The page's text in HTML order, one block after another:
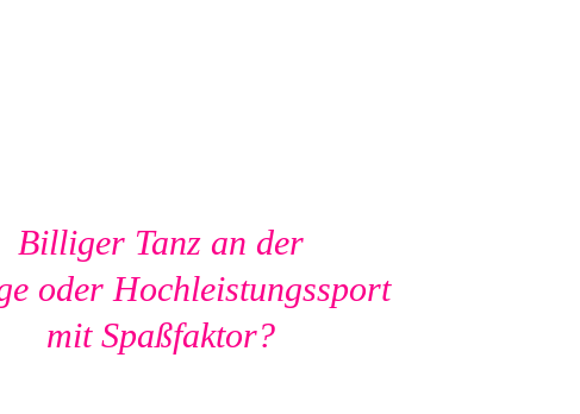
Billiger Tanz an der
oder Hochleistungssport
mit Spaßfaktor?